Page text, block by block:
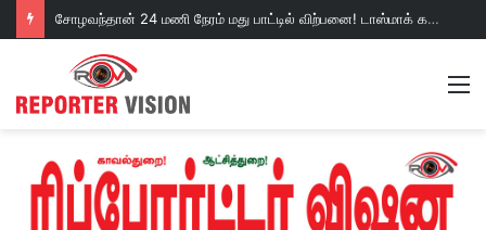
சோழவந்தான் 24 மணி நேரம் மது பாட்டில் விற்பனை! டாஸ்மாக் கடையை அகற்றக்கோரி பெண்கள் முற்றுகை போராட்டம்!https://youtu.be/y9p916tqOMs?si=p7N7Qbivb3WsTj2W